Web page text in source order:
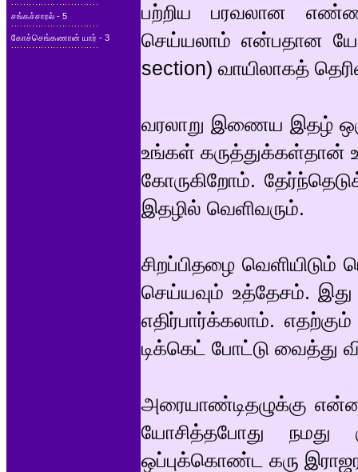
சங்கச்சாரல் - 5
கோச்செங்கணான் யார் - 3
பற்றிய பரவலான
செய்யலாம் என்பதான
section) வாயிலாகத்
வரலாறு இணைய இதழ்
உங்கள் கருத்துக்கள்தான்
கோருகிறோம்.
இதழில் வெளிவரும்.
சிறப்பிதழை வெளியிடும்
செய்யவும் உத்தேசம்.
எதிர்பார்க்கலாம்.
டிக்கெட் போட்டு வைத்து
அரையாண்டிதழுக்கு
யோசித்தபோது நமது
ஒப்புக்கொண்ட கரு